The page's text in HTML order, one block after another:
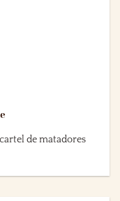
de matadores